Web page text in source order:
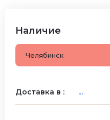
Наличие
Челябинск
Доставка в : ...